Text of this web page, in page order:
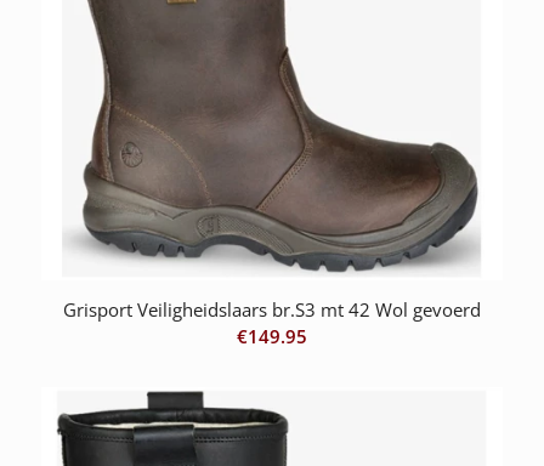
Grisport Veiligheidslaars br.S3 mt 42 Wol gevoerd
€149.95